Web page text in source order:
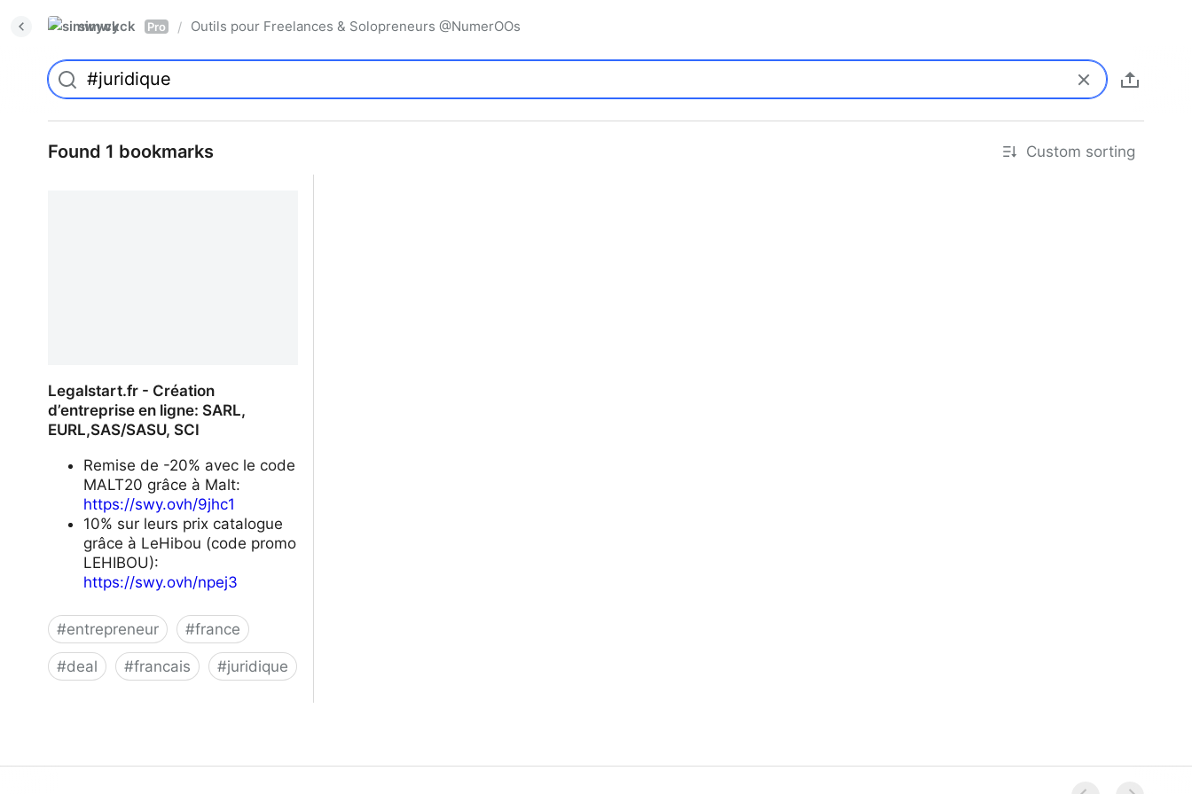
simwyck Pro / Outils pour Freelances & Solopreneurs @NumerOOs
Found 1 bookmarks Custom sorting
Legalstart.fr - Création
d’entreprise en ligne: SARL,
EURL,SAS/SASU, SCI
Remise de -20% avec le code
MALT20 grâce à Malt:
https://swy.ovh/9jhc1
10% sur leurs prix catalogue
grâce à LeHibou (code promo
LEHIBOU):
https://swy.ovh/npej3
#entrepreneur #france
#deal #francais #juridique